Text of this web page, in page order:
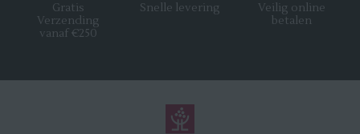
Gratis
Verzending
vanaf €250
Snelle levering
Veilig online
betalen